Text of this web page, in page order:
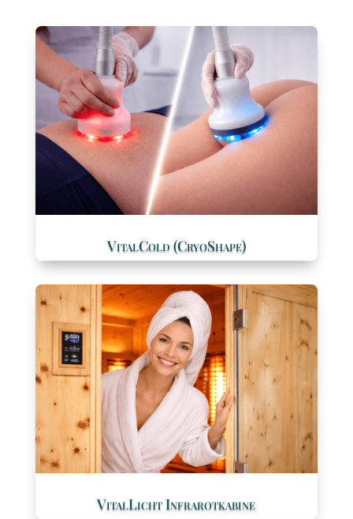
VitalCold (CryoShape)
VitalLicht Infrarotkabine